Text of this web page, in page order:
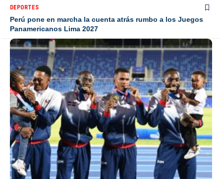
DEPORTES
Perú pone en marcha la cuenta atrás rumbo a los Juegos
Panamericanos Lima 2027